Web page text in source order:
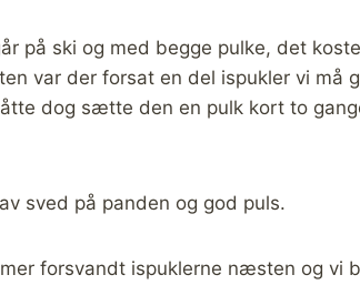
på ski og med begge pulke, det
var der forsat en del ispukler vi må
dog sætte den en pulk kort to
sved på panden og god puls.
forsvandt ispuklerne næsten og vi